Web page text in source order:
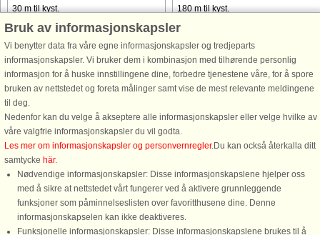
30 m til kyst.
Ved Skovmose finder I dette
sommerhus i allerførste række med
direkte udsigt over havet. Huset ligger
i populært sommerhusområde lige
ned til børnevenlig strand.
Sommerhuset rummer alle moderne
faciliteter ...
fra 7.421 NOK
180 m til kyst.
Dette sommerhus ligger tæt på den
børnevenlige badestrand i
Huset er indrettet med mange
hyggelige detaljer, både inde og
hvor I altid kan finde læ og varme.
fra 7.278 NOK
Bruk av informasjonskapsler
Vi benytter data fra våre egne informasjonskapsler og tredjeparts
informasjonskapsler. Vi bruker dem i kombinasjon med tilhørende personlig
informasjon for å huske innstillingene dine, forbedre tjenestene våre, for å spore
bruken av nettstedet og foreta målinger samt vise de mest relevante meldingene
til deg.
Nedenfor kan du velge å akseptere alle informasjonskapsler eller velge hvilke av
våre valgfrie informasjonskapsler du vil godta.
Les mer om informasjonskapsler og personvernregler.Du kan också återkalla ditt
samtycke här.
Nødvendige informasjonskapsler: Disse informasjonskapslene hjelper oss
med å sikre at nettstedet vårt fungerer ved å aktivere grunnleggende
funksjoner som påminnelseslisten over favoritthusene dine. Denne
informasjonskapselen kan ikke deaktiveres.
Funksjonelle informasjonskapsler: Disse informasjonskapslene brukes til å